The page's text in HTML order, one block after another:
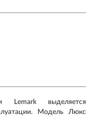
Lemark выделяется
Модель Люкс